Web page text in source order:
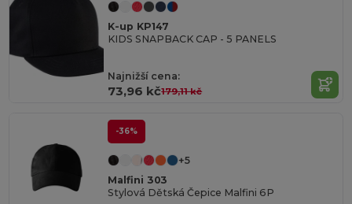
K-up KP147
KIDS SNAPBACK CAP - 5 PANELS
Najnižší cena:
73,96 kč179,11 kč
-36%
+5
Malfini 303
Stylová Dětská Čepice Malfini 6P